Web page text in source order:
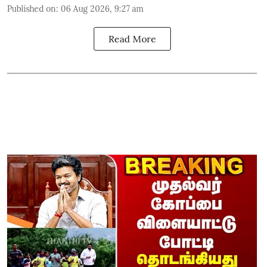
Published on: 06 Aug 2026, 9:27 am
Read More